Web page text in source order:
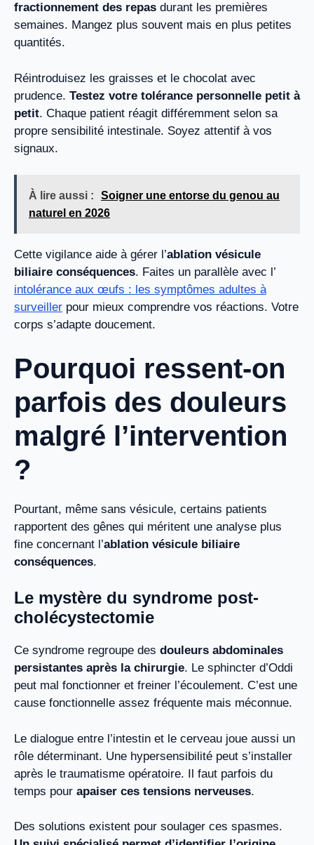
fractionnement des repas durant les premières
semaines. Mangez plus souvent mais en plus petites
quantités.
Réintroduisez les graisses et le chocolat avec
prudence. Testez votre tolérance personnelle petit à
petit. Chaque patient réagit différemment selon sa
propre sensibilité intestinale. Soyez attentif à vos
signaux.
À lire aussi :
Soigner une entorse du genou au
naturel en 2026
Cette vigilance aide à gérer l’ablation vésicule
biliaire conséquences. Faites un parallèle avec l’
intolérance aux œufs : les symptômes adultes à
surveiller pour mieux comprendre vos réactions. Votre
corps s’adapte doucement.
Pourquoi ressent-on
parfois des douleurs
malgré l’intervention
?
Pourtant, même sans vésicule, certains patients
rapportent des gênes qui méritent une analyse plus
fine concernant l’ablation vésicule biliaire
conséquences.
Le mystère du syndrome post-
cholécystectomie
Ce syndrome regroupe des douleurs abdominales
persistantes après la chirurgie. Le sphincter d’Oddi
peut mal fonctionner et freiner l’écoulement. C’est une
cause fonctionnelle assez fréquente mais méconnue.
Le dialogue entre l’intestin et le cerveau joue aussi un
rôle déterminant. Une hypersensibilité peut s’installer
après le traumatisme opératoire. Il faut parfois du
temps pour apaiser ces tensions nerveuses.
Des solutions existent pour soulager ces spasmes.